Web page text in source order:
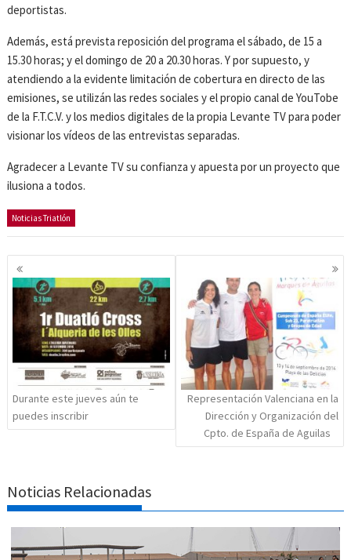
deportistas.
Además, está prevista reposición del programa el sábado, de 15 a
15.30 horas; y el domingo de 20 a 20.30 horas. Y por supuesto, y
atendiendo a la evidente limitación de cobertura en directo de las
emisiones, se utilizán las redes sociales y el propio canal de YouTobe
de la F.T.C.V. y los medios digitales de la propia Levante TV para poder
visionar los vídeos de las entrevistas separadas.
Agradecer a Levante TV su confianza y apuesta por un proyecto que
ilusiona a todos.
Noticias Triatlón
Navegación
de
entradas
Durante este jueves aún te
puedes inscribir
Representación Valenciana en la
Dirección y Organización del
Cpto. de España de Aguilas
Noticias Relacionadas